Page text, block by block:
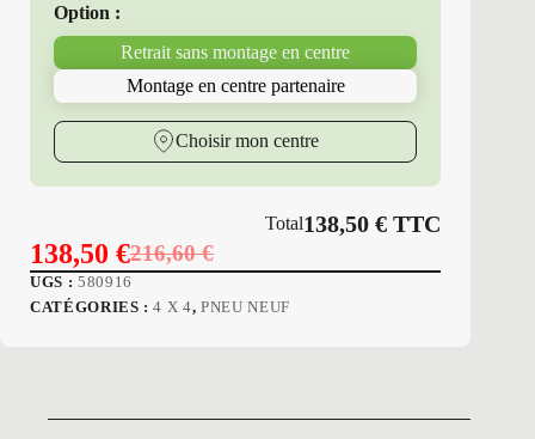
Option :
Retrait sans montage en centre
Montage en centre partenaire
Choisir mon centre
Total138,50€ TTC
216,60€
Le
prix
138,50 €
Le
prix
UGS : 580916
CATÉGORIES :4 X 4,PNEU NEUF